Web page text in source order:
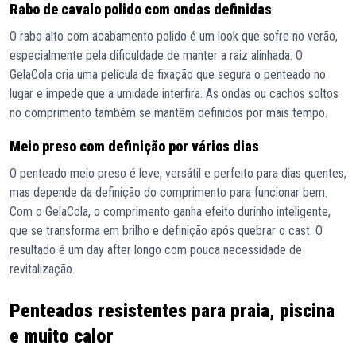
Rabo de cavalo polido com ondas definidas
O rabo alto com acabamento polido é um look que sofre no verão,
especialmente pela dificuldade de manter a raiz alinhada. O
GelaCola cria uma película de fixação que segura o penteado no
lugar e impede que a umidade interfira. As ondas ou cachos soltos
no comprimento também se mantêm definidos por mais tempo.
Meio preso com definição por vários dias
O penteado meio preso é leve, versátil e perfeito para dias quentes,
mas depende da definição do comprimento para funcionar bem.
Com o GelaCola, o comprimento ganha efeito durinho inteligente,
que se transforma em brilho e definição após quebrar o cast. O
resultado é um day after longo com pouca necessidade de
revitalização.
Penteados resistentes para praia, piscina
e muito calor